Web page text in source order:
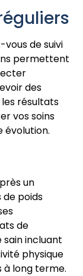
de suivi
permettent
des
résultats
vos soins
un
poids
de
sain incluant
physique
à long terme.